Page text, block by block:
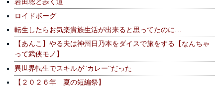
岩田聡と歩く道
ロイドボーグ
転生したらお気楽貴族生活が出来ると思ってたのに…
【あんこ】やる夫は神州日乃本をダイスで旅をする【なんちゃ
って武侠モノ】
異世界転生でスキルが"カレー"だった
【２０２６年 夏の短編祭】